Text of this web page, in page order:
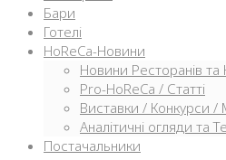
Бари
Готелі
HoReCa-Новини
Новини Ресторанів та
Pro-HoReCa / Статті
Виставки / Конкурси /
Аналітичні огляди та
Постачальники